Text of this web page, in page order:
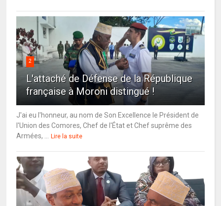
2
L'attaché de Défense de la République
française à Moroni distingué !
J'ai eu l'honneur, au nom de Son Excellence le Président de
l'Union des Comores, Chef de l'État et Chef suprême des
Armées, ...
Lire la suite